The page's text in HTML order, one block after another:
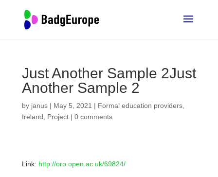
Just Another Sample 2Just
Another Sample 2
by janus| May 5, 2021 | Formal education providers,
Ireland
Project| 0 comments
Link: http://oro.open.ac.uk/69824/